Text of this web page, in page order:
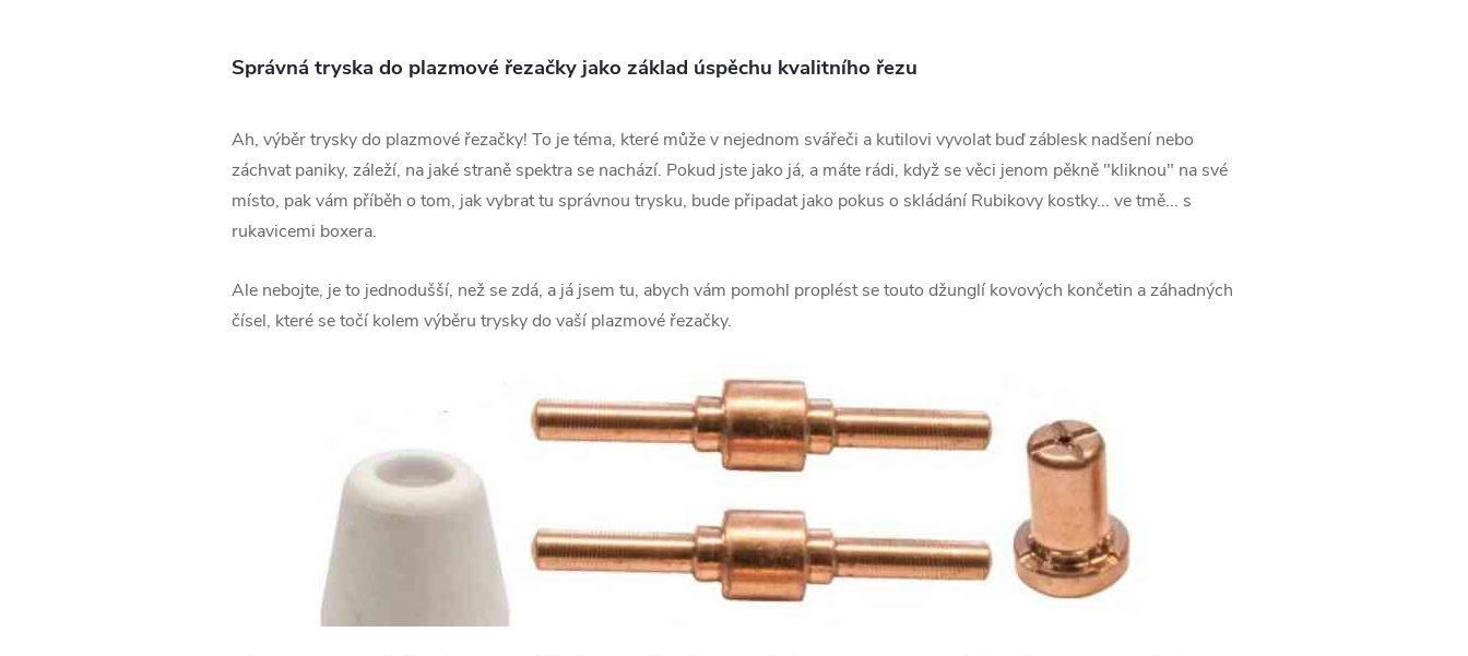
Správná tryska do plazmové řezačky jako základ úspěchu kvalitního řezu
Ah, výběr trysky do plazmové řezačky! To je téma, které může v nejednom svářeči a kutilovi vyvolat buď záblesk nadšení nebo
záchvat paniky, záleží, na jaké straně spektra se nachází. Pokud jste jako já, a máte rádi, když se věci jenom pěkně "kliknou" na své
místo, pak vám příběh o tom, jak vybrat tu správnou trysku, bude připadat jako pokus o skládání Rubikovy kostky... ve tmě... s
rukavicemi boxera.
Ale nebojte, je to jednodušší, než se zdá, a já jsem tu, abych vám pomohl proplést se touto džunglí kovových končetin a záhadných
čísel, které se točí kolem výběru trysky do vaší plazmové řezačky.